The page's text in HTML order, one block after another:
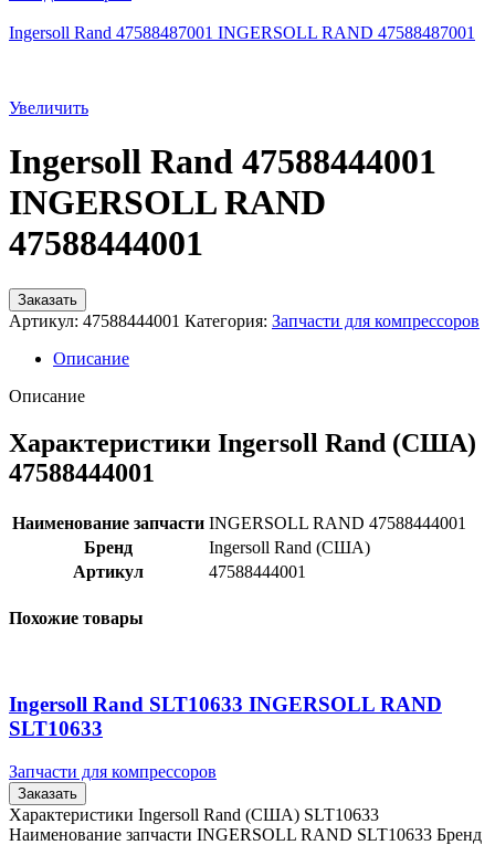
Ingersoll Rand 47588487001 INGERSOLL RAND 47588487001
Увеличить
Ingersoll Rand 47588444001
INGERSOLL RAND
47588444001
Заказать
Артикул: 47588444001 Категория: Запчасти для компрессоров
Описание
Описание
Характеристики Ingersoll Rand (США)
47588444001
Наименование запчасти INGERSOLL RAND 47588444001
Бренд
Ingersoll Rand (США)
Артикул
47588444001
Похожие товары
Ingersoll Rand SLT10633 INGERSOLL RAND
SLT10633
Запчасти для компрессоров
Заказать
Характеристики Ingersoll Rand (США) SLT10633
Наименование запчасти INGERSOLL RAND SLT10633 Бренд